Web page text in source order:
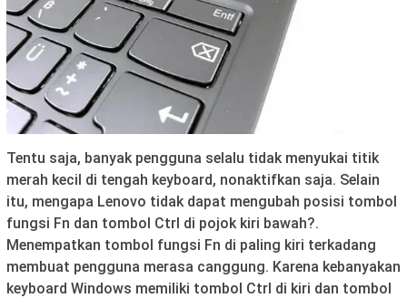
Tentu saja, banyak pengguna selalu tidak menyukai titik
merah kecil di tengah keyboard, nonaktifkan saja. Selain
itu, mengapa Lenovo tidak dapat mengubah posisi tombol
fungsi Fn dan tombol Ctrl di pojok kiri bawah?.
Menempatkan tombol fungsi Fn di paling kiri terkadang
membuat pengguna merasa canggung. Karena kebanyakan
keyboard Windows memiliki tombol Ctrl di kiri dan tombol